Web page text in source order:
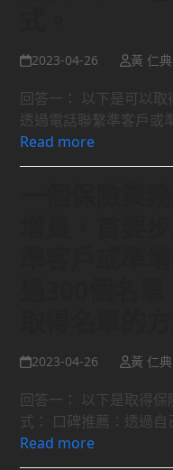
2023-04-26 黃 仁典
回答一： 以下是可以取
透過電話聯繫準客戶或
Read more
2023-04-26 黃 仁典
回答一： 以下是取得
式： 口碑推薦：透過
Read more